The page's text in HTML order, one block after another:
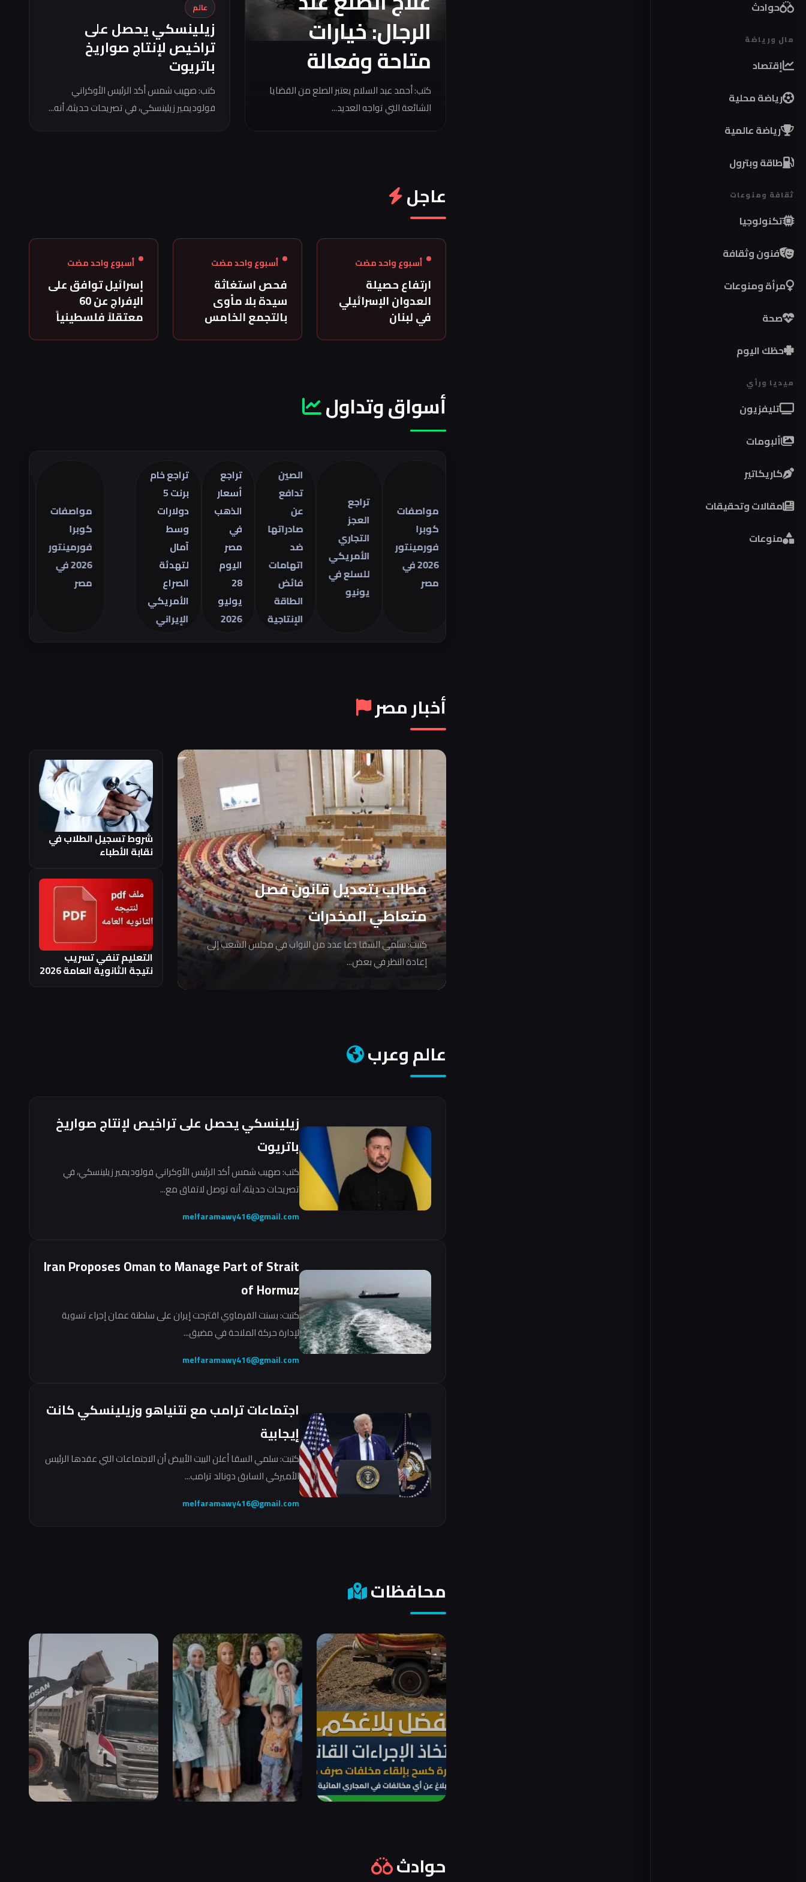
حوادث
مال ورياضة
إقتصاد
رياضة محلية
رياضة عالمية
طاقة وبترول
ثقافة ومنوعات
تكنولوجيا
فنون وثقافة
مرأة ومنوعات
صحة
حظك اليوم
ميديا ورأي
تليفزيون
ألبومات
كاريكاتير
مقالات وتحقيقات
منوعات
الرجال: خيارات
متاحة وفعالة
كتب: أحمد عبد السلام يعتبر الصلع من القضايا
الشائعة التي تواجه العديد...
عالم
زيلينسكي يحصل على
تراخيص لإنتاج صواريخ
باتريوت
كتب: صهيب شمس أكد الرئيس الأوكراني
فولوديمير زيلينسكي، في تصريحات حديثة، أنه...
عاجل
أسبوع واحد مضت
ارتفاع حصيلة
العدوان الإسرائيلي
في لبنان
أسبوع واحد مضت
فحص استغاثة
سيدة بلا مأوى
بالتجمع الخامس
أسبوع واحد مضت
إسرائيل توافق على
الإفراج عن 60
معتقلاً فلسطينياً
أسواق وتداول
مواصفات
فورمينتور
2026 في
التجاري
الأمريكي
للسلع في
يونيو
الصين
تدافع
صادراتها
اتهامات
فائض
الطاقة
الإنتاجية
أسعار
الذهب
يوليو
تراجع خام
برنت 5
دولارات
لتهدئة
الصراع
الأمريكي
الإيراني
مواصفات
فورمينتور
2026 في
أخبار مصر
مطالب بتعديل قانون فصل
متعاطي المخدرات
كتبت: سلمي السقا دعا عدد من النواب في مجلس الشعب إلى
إعادة النظر في بعض...
شروط تسجيل الطلاب في
نقابة الأطباء
التعليم تنفي تسريب
نتيجة الثانوية العامة 2026
عالم وعرب
زيلينسكي يحصل على تراخيص لإنتاج صواريخ
باتريوت
كتب: صهيب شمس أكد الرئيس الأوكراني فولوديمير زيلينسكي، في
تصريحات حديثة، أنه توصل لاتفاق مع...
melfaramawy416@gmail.com
Iran Proposes Oman to Manage Part of Strait
of Hormuz
كتبت: بسنت الفرماوي اقترحت إيران على سلطنة عمان إجراء تسوية
لإدارة حركة الملاحة في مضيق...
melfaramawy416@gmail.com
اجتماعات ترامب مع نتنياهو وزيلينسكي كانت
إيجابية
كتبت: سلمي السقا أعلن البيت الأبيض أن الاجتماعات التي عقدها الرئيس
الأميركي السابق دونالد ترامب...
melfaramawy416@gmail.com
محافظات
حوادث